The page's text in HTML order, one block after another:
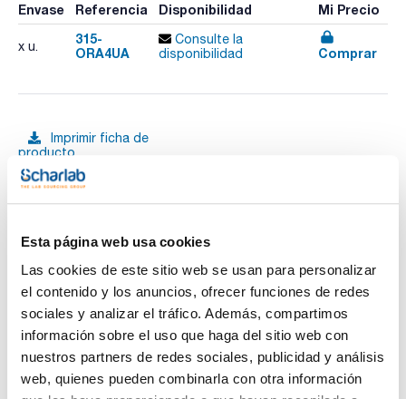
Esta página web usa cookies
Las cookies de este sitio web se usan para personalizar
el contenido y los anuncios, ofrecer funciones de redes
sociales y analizar el tráfico. Además, compartimos
información sobre el uso que haga del sitio web con
nuestros partners de redes sociales, publicidad y análisis
web, quienes pueden combinarla con otra información
Envase Referencia Disponibilidad Mi Precio
x u.
315-
ORA4UA
Consulte la
disponibilidad
Comprar
Imprimir ficha de
producto
Características
Modelo : ORA4UA
División : 0,2%; 1ºC; 1ºC; 5ºC; 0,01kg/l
Compensación automática de temperatura : Sí
Pack (u.) : 1
Los modelos de la serie ORA son refractómetros manuales
analógicos universales que no requieren ningún
mantenimiento. Están equipados con un ocular con una
posibilidad de ajuste sencilla y sin problemas para diferentes
intensidades visuales. El sistema óptico y la cubierta del
prisma se han fabricado con materiales especiales que
permiten una medición con escasa tolerancia. Temperatura
Ver más
Documentación técnica
TDS / Ficha técnica
Regístrate para
COA
Regístrate para